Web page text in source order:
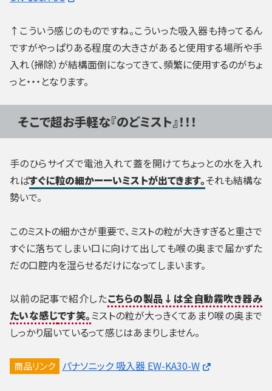
↑こういう感じのものですね。こういった吸入器も持ってるん
ですがやっぱりある程度の大きさがあると使用する場所や手
入れ（掃除）が結構面倒になってきて、頻繁に使用するのがちょ
っと・・・となります。
そこで超お手軽な『のどミスト』！！！
手のひらサイズで電池入れて蓋を開けてちょっとの水を入れ
ればすぐに粒の細かーーいミストが出てきます。それも結構な
勢いで。
このミストの細かさが重要で、ミストの粒が大きすぎると重さで
すぐに落ちてしまい口に向けて出しても喉の奥まで届かずた
だの口腔内を湿らせるだけになってしまいます。
以前の記事で紹介したこちらの製品↓は全自動霧吹き器み
たいな感じです笑。ミストの粒が大っきくてあまり喉の奥まで
しっかり届いているって感じはあまりしません。
商品リンク パナソニック 吸入器 EW-KA30-W